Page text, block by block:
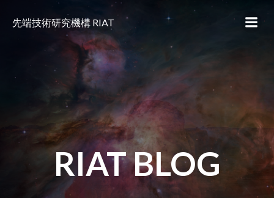
ン
ツ
へ
ス
キ
ッ
プ
先端技術研究機構 RIAT
RIAT BLOG